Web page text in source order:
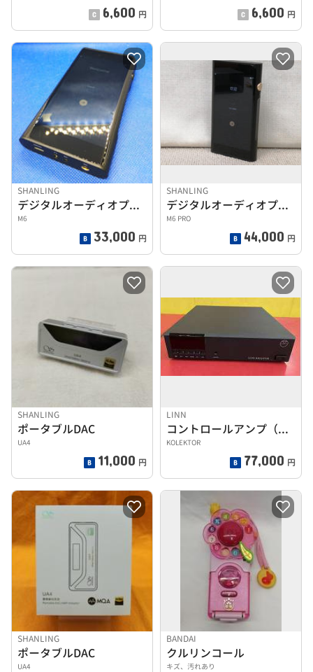
6,600 円 6,600 円
SHANLING
デジタルオーディオプレーヤー
M6
33,000 円
SHANLING
デジタルオーディオプレーヤー
M6 PRO
44,000 円
SHANLING
ポータブルDAC
UA4
11,000 円
LINN
コントロールアンプ（トランジスター）
KOLEKTOR
77,000 円
SHANLING
ポータブルDAC
UA4
BANDAI
クルリンコール
キズ、汚れあり